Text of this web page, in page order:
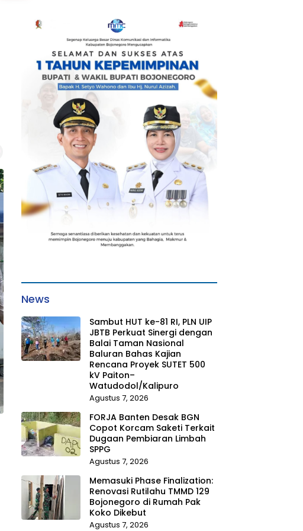
News
Sambut HUT ke-81 RI, PLN UIP
JBTB Perkuat Sinergi dengan
Balai Taman Nasional
Baluran Bahas Kajian
Rencana Proyek SUTET 500
kV Paiton–
Watudodol/Kalipuro
Agustus 7, 2026
FORJA Banten Desak BGN
Copot Korcam Saketi Terkait
Dugaan Pembiaran Limbah
SPPG
Agustus 7, 2026
Memasuki Phase Finalization:
Renovasi Rutilahu TMMD 129
Bojonegoro di Rumah Pak
Koko Dikebut
Agustus 7, 2026